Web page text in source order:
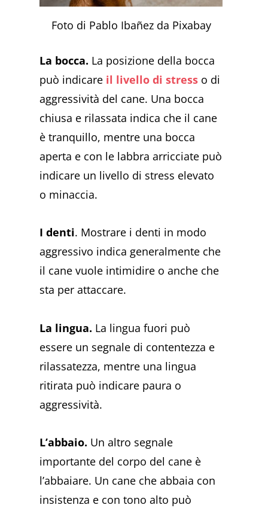
Foto di Pablo Ibañez da Pixabay
La bocca. La posizione della bocca
può indicare il livello di stress o di
aggressività del cane. Una bocca
chiusa e rilassata indica che il cane
è tranquillo, mentre una bocca
aperta e con le labbra arricciate può
indicare un livello di stress elevato
o minaccia.
I denti. Mostrare i denti in modo
aggressivo indica generalmente che
il cane vuole intimidire o anche che
sta per attaccare.
La lingua. La lingua fuori può
essere un segnale di contentezza e
rilassatezza, mentre una lingua
ritirata può indicare paura o
aggressività.
L’abbaio. Un altro segnale
importante del corpo del cane è
l’abbaiare. Un cane che abbaia con
insistenza e con tono alto può